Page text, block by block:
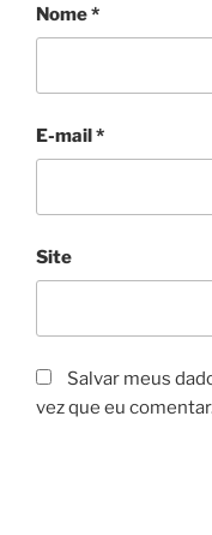
Nome*
E-mail*
Site
Salvar meus
vez que eu